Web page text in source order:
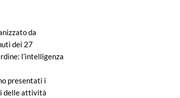
da
dei 27
l’intelligenza
presentati i
delle attività